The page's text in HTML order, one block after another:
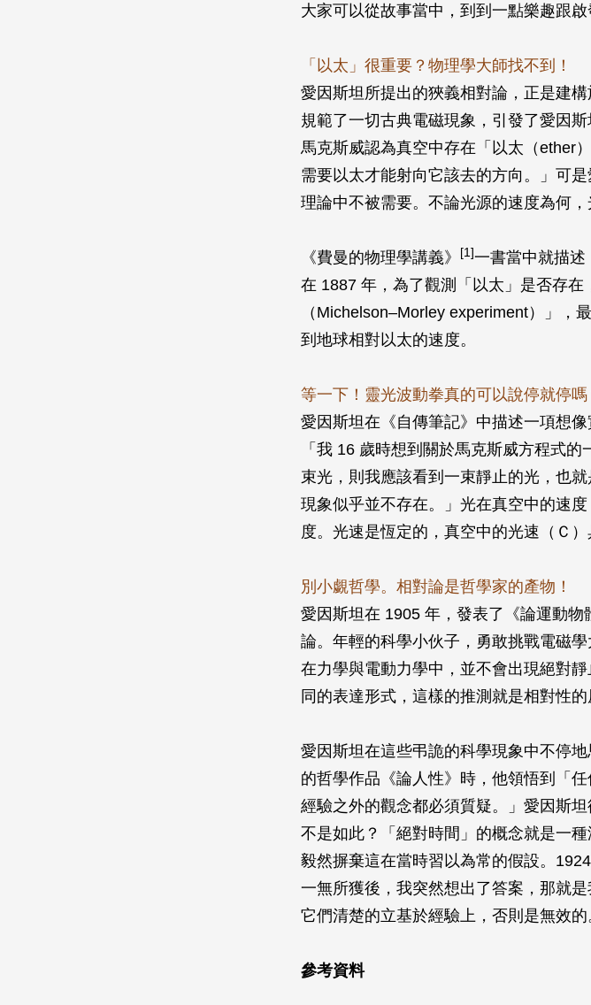
大家可以從故事當中，到到一點樂趣跟啟
「以太」很重要？物理學大師找不到！
愛因斯坦所提出的狹義相對論，正是建
規範了一切古典電磁現象，引發了愛因
馬克斯威認為真空中存在「以太（ether
需要以太才能射向它該去的方向。」可
理論中不被需要。不論光源的速度為何
《費曼的物理學講義》 [1]一書當中就描述
在 1887 年，為了觀測「以太」是否存
（Michelson–Morley experiment）」，
到地球相對以太的速度。
等一下！靈光波動拳真的可以說停就停嗎
愛因斯坦在《自傳筆記》中描述一項想
「我 16 歲時想到關於馬克斯威方程式
束光，則我應該看到一束靜止的光，也
現象似乎並不存在。」光在真空中的速
度。光速是恆定的，真空中的光速（Ｃ）
別小覷哲學。相對論是哲學家的產物！
愛因斯坦在 1905 年，發表了《論運動物
論。年輕的科學小伙子，勇敢挑戰電磁
在力學與電動力學中，並不會出現絕對
同的表達形式，這樣的推測就是相對性的
愛因斯坦在這些弔詭的科學現象中不停
的哲學作品《論人性》時，他領悟到「
經驗之外的觀念都必須質疑。」愛因斯
不是如此？「絕對時間」的概念就是一
毅然摒棄這在當時習以為常的假設。
一無所獲後，我突然想出了答案，那就
它們清楚的立基於經驗上，否則是無效的
參考資料